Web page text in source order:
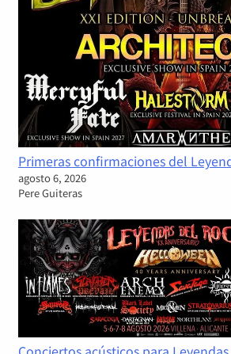
Primeras confirmaciones del
agosto 6, 2026
Pere Guiteras